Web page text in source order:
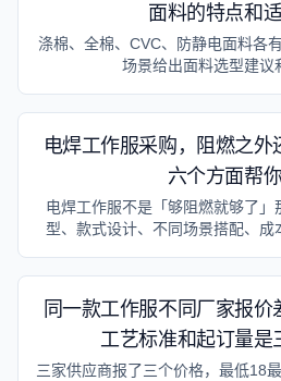
面料的特点和
涤棉、全棉、CVC、防静电面料各
场景给出面料选型建议
电焊工作服采购，阻燃之外
六个方面帮
电焊工作服不是「够阻燃就够了
型、款式设计、不同场景搭配、成
同一款工作服不同厂家报价
工艺标准和起订量是
三家供应商报了三个价格，最低18